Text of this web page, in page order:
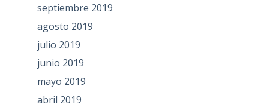
septiembre 2019
agosto 2019
julio 2019
junio 2019
mayo 2019
abril 2019